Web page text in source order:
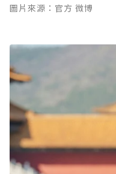
圖片來源：官方 微博